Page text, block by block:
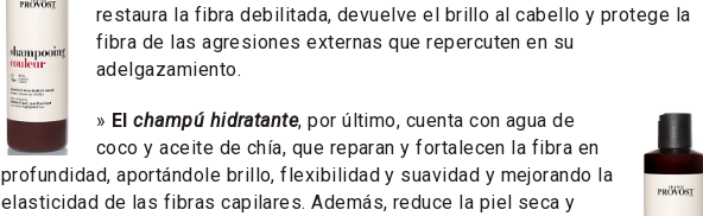
restaura la fibra debilitada, devuelve el brillo al cabello y protege la
fibra de las agresiones externas que repercuten en su
adelgazamiento.
» Elchampú hidratante, por último, cuenta con agua de
coco y aceite de chía, que reparan y fortalecen la fibra en
profundidad, aportándole brillo, flexibilidad y suavidad y mejorando la
elasticidad de las fibras capilares. Además, reduce la piel seca y